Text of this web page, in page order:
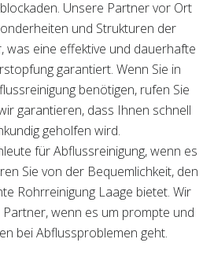
Unsere Partner vor Ort
und Strukturen der
was eine effektive und dauerhafte
garantiert. Wenn Sie in
benötigen, rufen Sie
garantieren, dass Ihnen schnell
geholfen wird.
für Abflussreinigung, wenn es
Sie von der Bequemlichkeit, den
Rohrreinigung Laage bietet. Wir
wenn es um prompte und
bei Abflussproblemen geht.